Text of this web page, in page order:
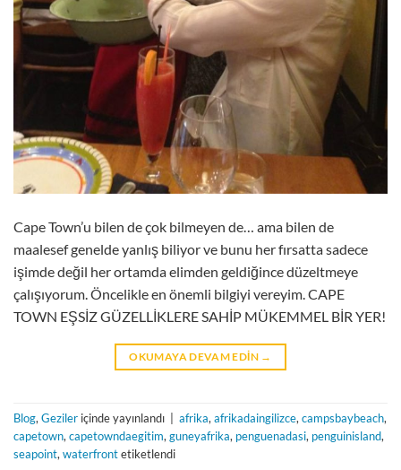
Cape Town’u bilen de çok bilmeyen de… ama bilen de
maalesef genelde yanlış biliyor ve bunu her fırsatta sadece
işimde değil her ortamda elimden geldiğince düzeltmeye
çalışıyorum. Öncelikle en önemli bilgiyi vereyim. CAPE
TOWN EŞSİZ GÜZELLİKLERE SAHİP MÜKEMMEL BİR YER!
OKUMAYA DEVAM EDIN →
Blog,Geziler içinde yayınlandı afrika,afrikadaingilizce,campsbaybeach,
capetown,capetowndaegitim,guneyafrika, penguenadasi, penguinisland,
seapoint,waterfrontetiketlendi